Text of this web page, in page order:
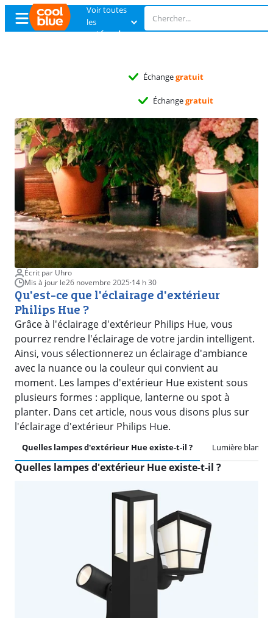
Voir toutes
les
catégories
Échangegratuit
Échangegratuit
Écrit par Uhro
Mis à jour le26 novembre 2025·14 h 30
Qu'est-ce que l'éclairage d'extérieur
Philips Hue ?
Grâce à l'éclairage d'extérieur Philips Hue, vous
pourrez rendre l'éclairage de votre jardin intelligent.
Ainsi, vous sélectionnerez un éclairage d'ambiance
avec la nuance ou la couleur qui convient au
moment. Les lampes d'extérieur Hue existent sous
plusieurs formes : applique, lanterne ou spot à
planter. Dans cet article, nous vous disons plus sur
l'éclairage d'extérieur Philips Hue.
Quelles lampes d'extérieur Hue existe-t-il ? Lumière
Quelles lampes d'extérieur Hue existe-t-il ?